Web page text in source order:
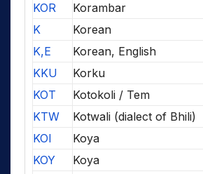
KOR
Korambar
K
Korean
K,E
Korean, English
KKU
Korku
KOT
Kotokoli / Tem
KTW
Kotwali (dialect of Bhili)
KOI
Koya
KOY
Koya